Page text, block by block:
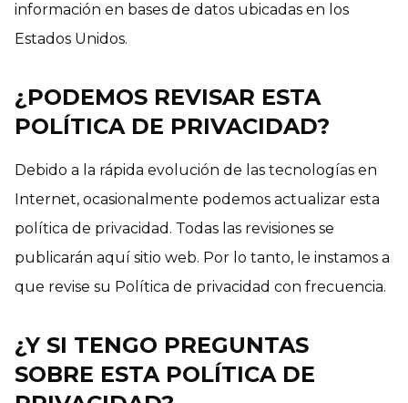
información en bases de datos ubicadas en los
Estados Unidos.
¿PODEMOS REVISAR ESTA
POLÍTICA DE PRIVACIDAD?
Debido a la rápida evolución de las tecnologías en
Internet, ocasionalmente podemos actualizar esta
política de privacidad. Todas las revisiones se
publicarán aquí sitio web. Por lo tanto, le instamos a
que revise su Política de privacidad con frecuencia.
¿Y SI TENGO PREGUNTAS
SOBRE ESTA POLÍTICA DE